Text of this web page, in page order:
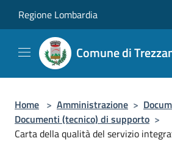
Regione Lombardia
Comune di
Home > Amministrazione >
Documenti (tecnico) di supporto >
Carta della qualità del servizio